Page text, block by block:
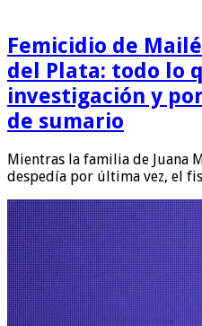
Femicidio de
del Plata: todo lo
investigación y
de sumario
Mientras la familia de Juana
despedía por última vez, el